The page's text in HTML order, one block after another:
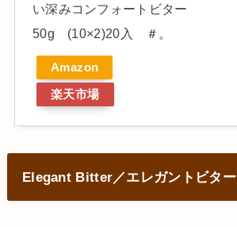
い深みコンフォートビター
50g (10×2)20入 ＃。
Amazon
楽天市場
Elegant Bitter／エレガントビター